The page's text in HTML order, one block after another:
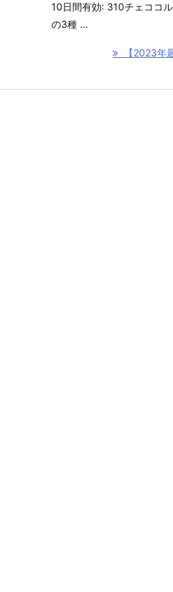
10日間有効: 310チェココ
の3種 ...
【2023年